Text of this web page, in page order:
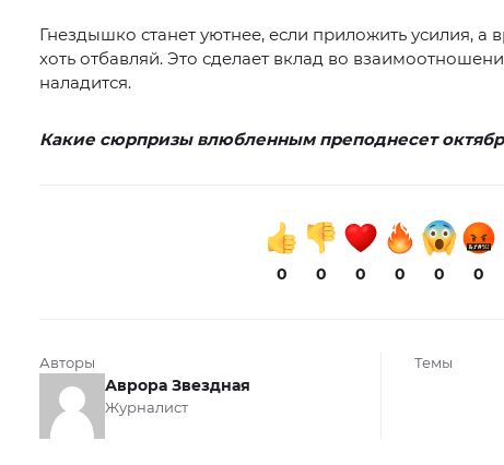
Гнездышко станет уютнее, если приложить усилия, а
хоть отбавляй. Это сделает вклад во
наладится.
Какие сюрпризы влюбленным преподнесет
0 0 0 0 0 0
Авторы
Аврора Звездная
Журналист
Темы